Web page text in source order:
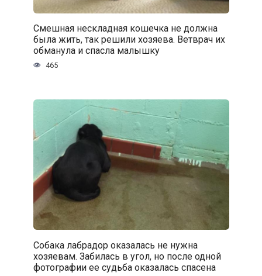
Смешная нескладная кошечка не должна
была жить, так решили хозяева. Ветврач их
обманула и спасла малышку
465
Собака лабрадор оказалась не нужна
хозяевам. Забилась в угол, но после одной
фотографии ее судьба оказалась спасена